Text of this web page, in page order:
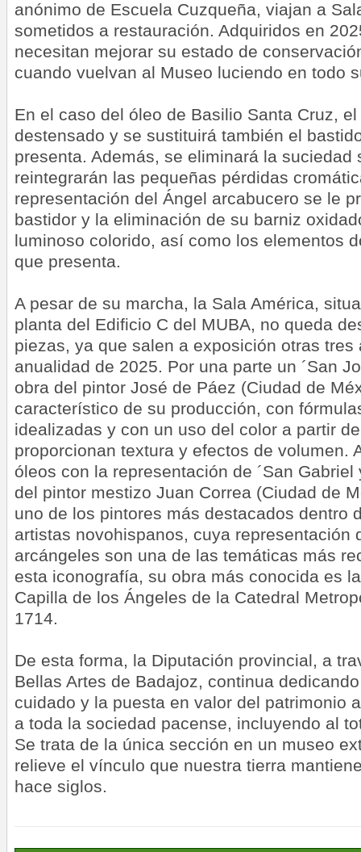
anónimo de Escuela Cuzqueña, viajan a
sometidos a restauración. Adquiridos en
necesitan mejorar su estado de
cuando vuelvan al Museo luciendo en todo
En el caso del óleo de Basilio Santa Cruz,
destensado y se sustituirá también el
presenta. Además, se eliminará la suciedad
reintegrarán las pequeñas pérdidas
representación del Ángel arcabucero se le
bastidor y la eliminación de su barniz
luminoso colorido, así como los elementos
que presenta.
A pesar de su marcha, la Sala América,
planta del Edificio C del MUBA, no queda
piezas, ya que salen a exposición otras tres
anualidad de 2025. Por una parte un ´San
obra del pintor José de Páez (Ciudad de
característico de su producción, con
idealizadas y con un uso del color a partir
proporcionan textura y efectos de volumen.
óleos con la representación de ´San Gabriel
del pintor mestizo Juan Correa (Ciudad de
uno de los pintores más destacados dentro
artistas novohispanos, cuya representación
arcángeles son una de las temáticas más
esta iconografía, su obra más conocida es
Capilla de los Ángeles de la Catedral
1714.
De esta forma, la Diputación provincial, a
Bellas Artes de Badajoz, continua
cuidado y la puesta en valor del patrimonio
a toda la sociedad pacense, incluyendo al
Se trata de la única sección en un museo
relieve el vínculo que nuestra tierra
hace siglos.